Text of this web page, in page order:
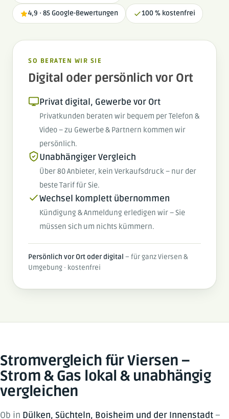
4,9 · 85 Google-Bewertungen 100 % kostenfrei
SO BERATEN WIR SIE
Digital oder persönlich vor Ort
Privat digital, Gewerbe vor Ort
Privatkunden beraten wir bequem per Telefon &
Video – zu Gewerbe & Partnern kommen wir
persönlich.
Unabhängiger Vergleich
Über 80 Anbieter, kein Verkaufsdruck – nur der
beste Tarif für Sie.
Wechsel komplett übernommen
Kündigung & Anmeldung erledigen wir – Sie
müssen sich um nichts kümmern.
Persönlich vor Ort oder digital – für ganz Viersen &
Umgebung · kostenfrei
Stromvergleich für Viersen –
Strom & Gas lokal & unabhängig
vergleichen
Ob in Dülken, Süchteln, Boisheim und der Innenstadt–